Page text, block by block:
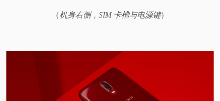
（机身右侧，SIM 卡槽与电源键）